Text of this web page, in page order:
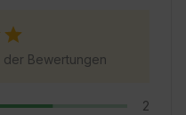
und Radwege
nutzen,
zu erkunden. 🌿
der Bewertungen
2